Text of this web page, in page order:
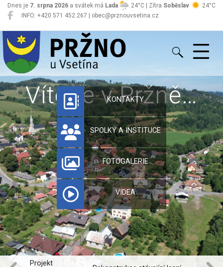
INFO: +420 571 452 267 | obec@prznouvsetina.cz
Dnes je 7. srpna 2026 a svátek má Lada 24°C | Zítra Soběslav 24°C
Pržno
Vítejte v Pržně…
KONTAKTY
SPOLKY A INSTITUCE
FOTOGALERIE
VIDEA
Projekt